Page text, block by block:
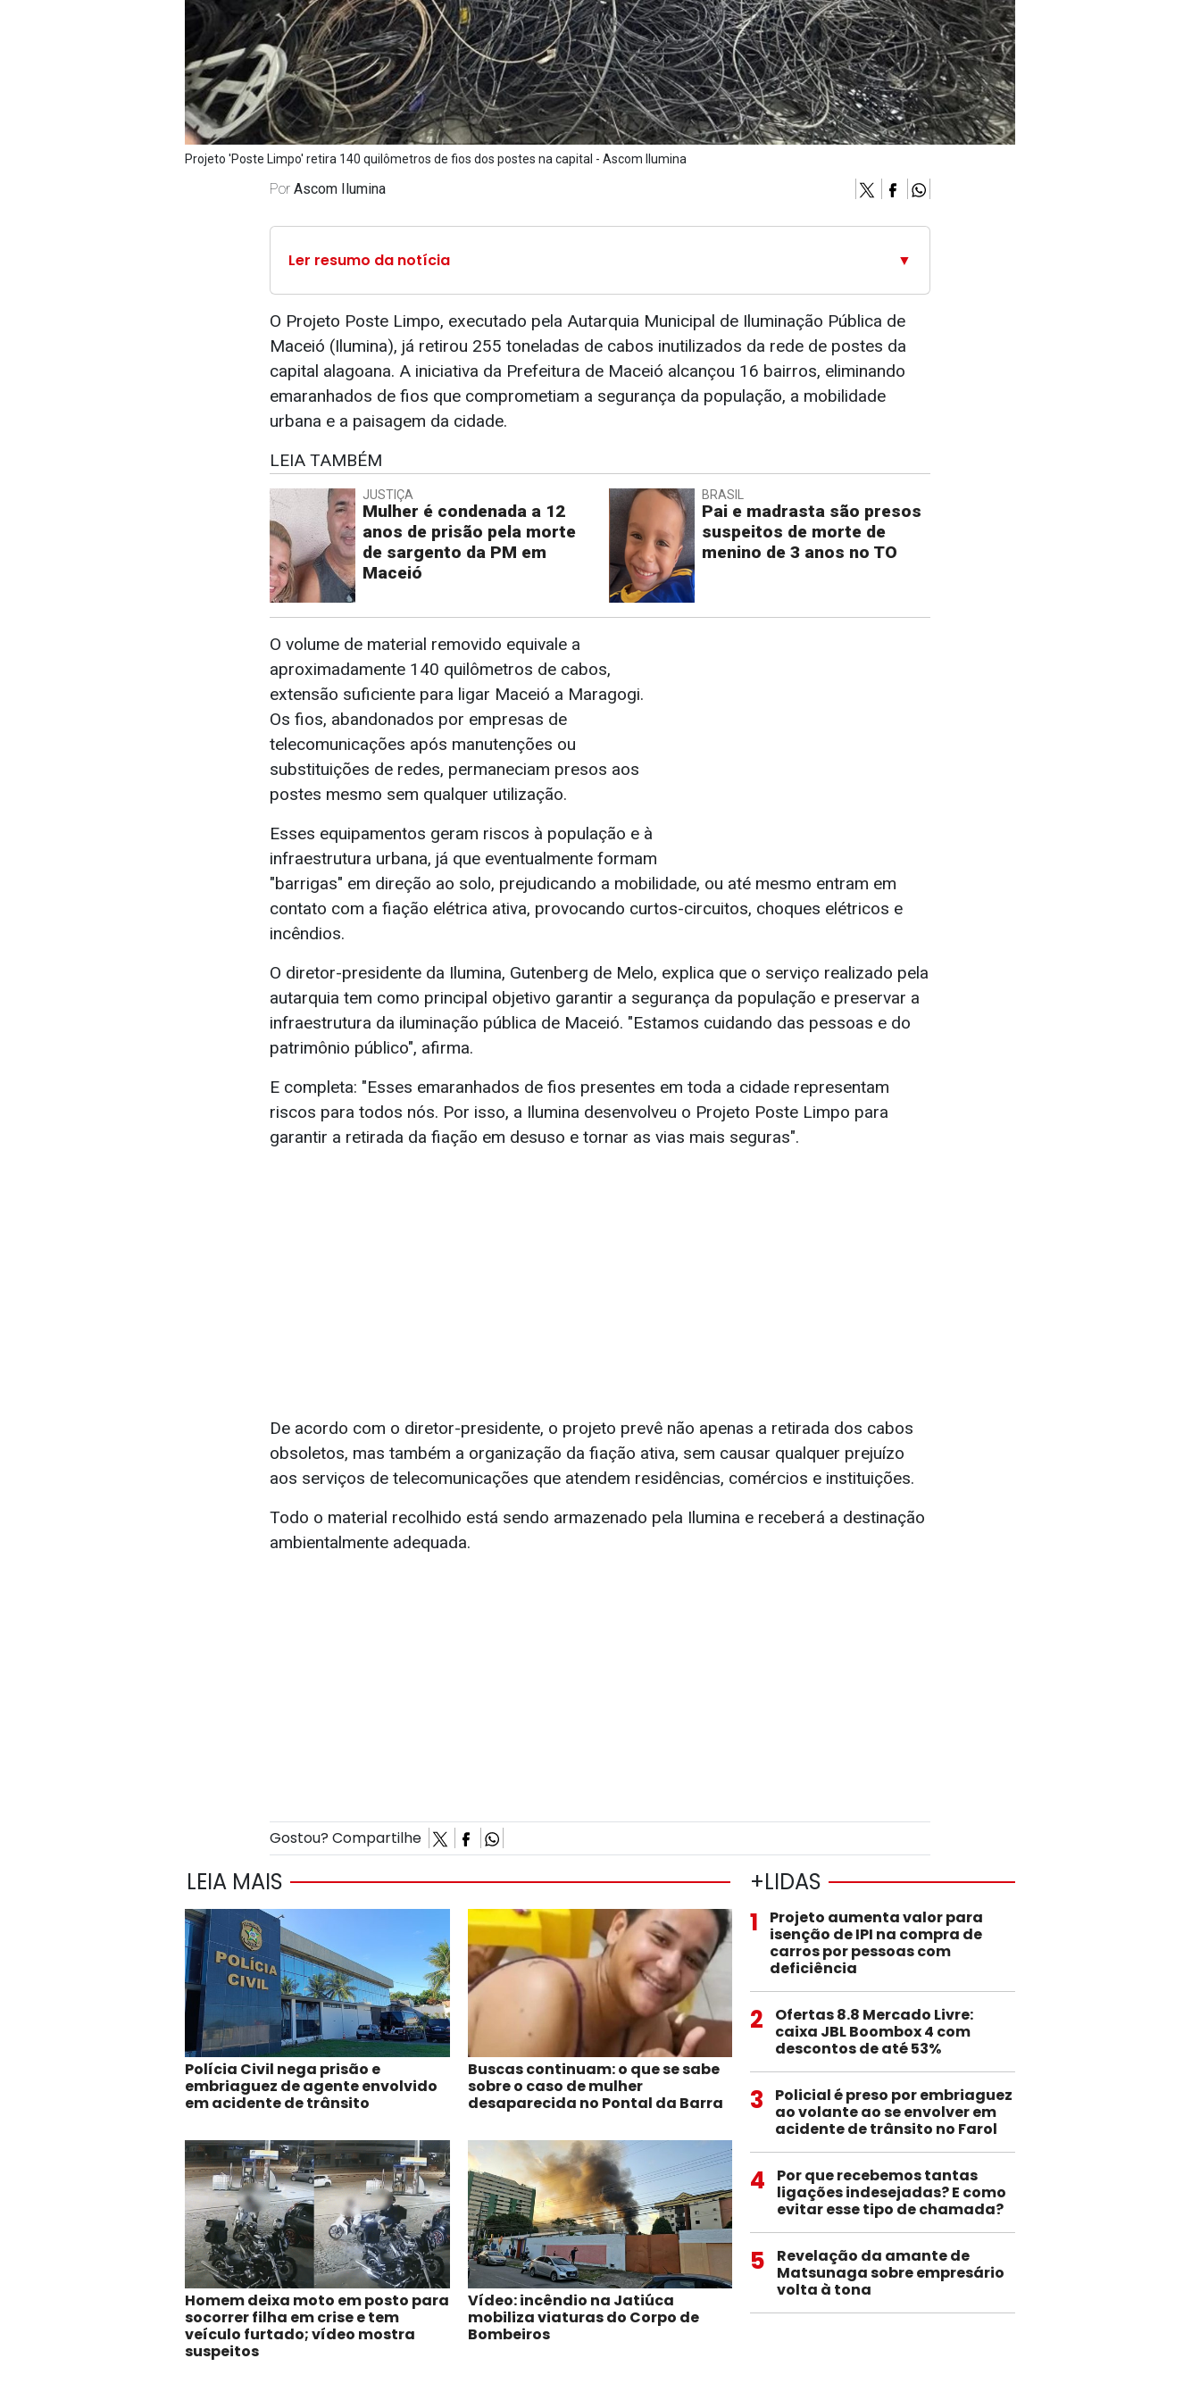
Projeto 'Poste Limpo' retira 140 quilômetros de fios dos postes na capital - Ascom Ilumina
Por Ascom Ilumina
Ler resumo da notícia ▼
O Projeto Poste Limpo, executado pela Autarquia Municipal de Iluminação Pública de
Maceió (Ilumina), já retirou 255 toneladas de cabos inutilizados da rede de postes da
capital alagoana. A iniciativa da Prefeitura de Maceió alcançou 16 bairros, eliminando
emaranhados de fios que comprometiam a segurança da população, a mobilidade
urbana e a paisagem da cidade.
LEIA TAMBÉM
JUSTIÇA
Mulher é condenada a 12
anos de prisão pela morte
de sargento da PM em
Maceió
BRASIL
Pai e madrasta são presos
suspeitos de morte de
menino de 3 anos no TO
O volume de material removido equivale a
aproximadamente 140 quilômetros de cabos,
extensão suficiente para ligar Maceió a Maragogi.
Os fios, abandonados por empresas de
telecomunicações após manutenções ou
substituições de redes, permaneciam presos aos
postes mesmo sem qualquer utilização.
Esses equipamentos geram riscos à população e à
infraestrutura urbana, já que eventualmente formam
"barrigas" em direção ao solo, prejudicando a mobilidade, ou até mesmo entram em
contato com a fiação elétrica ativa, provocando curtos-circuitos, choques elétricos e
incêndios.
O diretor-presidente da Ilumina, Gutenberg de Melo, explica que o serviço realizado pela
autarquia tem como principal objetivo garantir a segurança da população e preservar a
infraestrutura da iluminação pública de Maceió. "Estamos cuidando das pessoas e do
patrimônio público", afirma.
E completa: "Esses emaranhados de fios presentes em toda a cidade representam
riscos para todos nós. Por isso, a Ilumina desenvolveu o Projeto Poste Limpo para
garantir a retirada da fiação em desuso e tornar as vias mais seguras".
De acordo com o diretor-presidente, o projeto prevê não apenas a retirada dos cabos
obsoletos, mas também a organização da fiação ativa, sem causar qualquer prejuízo
aos serviços de telecomunicações que atendem residências, comércios e instituições.
Todo o material recolhido está sendo armazenado pela Ilumina e receberá a destinação
ambientalmente adequada.
Gostou? Compartilhe
LEIA MAIS
Polícia Civil nega prisão e
embriaguez de agente envolvido
em acidente de trânsito
Buscas continuam: o que se sabe
sobre o caso de mulher
desaparecida no Pontal da Barra
Homem deixa moto em posto para
socorrer filha em crise e tem
veículo furtado; vídeo mostra
suspeitos
Vídeo: incêndio na Jatiúca
mobiliza viaturas do Corpo de
Bombeiros
+LIDAS
1
Projeto aumenta valor para
isenção de IPI na compra de
carros por pessoas com
deficiência
2
Ofertas 8.8 Mercado Livre:
caixa JBL Boombox 4 com
descontos de até 53%
3
Policial é preso por embriaguez
ao volante ao se envolver em
acidente de trânsito no Farol
4
Por que recebemos tantas
ligações indesejadas? E como
evitar esse tipo de chamada?
5
Revelação da amante de
Matsunaga sobre empresário
volta à tona